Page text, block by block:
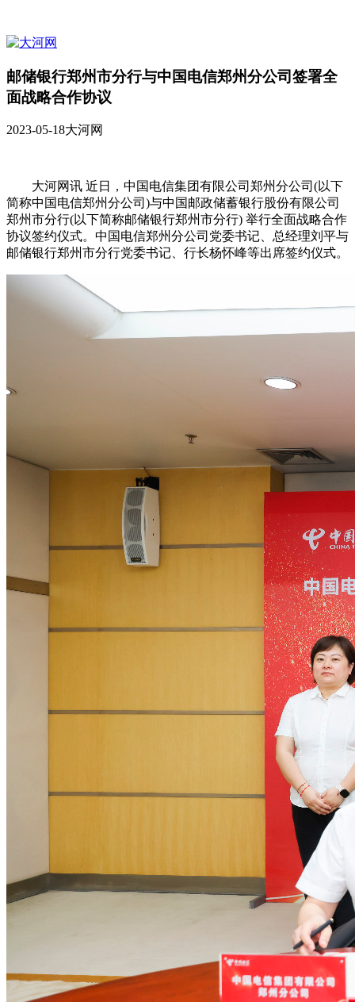
邮储银行郑州市分行与中国电信郑州分公司签署全
面战略合作协议
2023-05-18大河网
大河网讯 近日，中国电信集团有限公司郑州分公司(以下
简称中国电信郑州分公司)与中国邮政储蓄银行股份有限公司
郑州市分行(以下简称邮储银行郑州市分行) 举行全面战略合作
协议签约仪式。中国电信郑州分公司党委书记、总经理刘平与
邮储银行郑州市分行党委书记、行长杨怀峰等出席签约仪式。